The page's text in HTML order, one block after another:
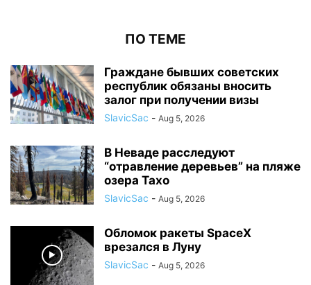
ПО ТЕМЕ
Граждане бывших советских
республик обязаны вносить
залог при получении визы
SlavicSac - Aug 5, 2026
В Неваде расследуют
“отравление деревьев” на пляже
озера Тахо
SlavicSac - Aug 5, 2026
Обломок ракеты SpaceX
врезался в Луну
SlavicSac - Aug 5, 2026